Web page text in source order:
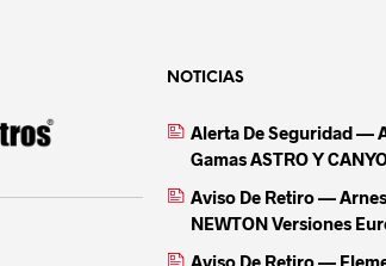
NOTICIAS
Alerta De Seguridad —
Gamas ASTRO Y
Aviso De Retiro —
NEWTON Versiones
Aviso De Retiro —